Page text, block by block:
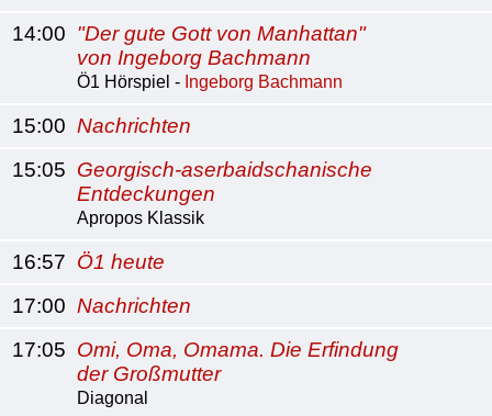
14:00 "Der gute Gott von Manhattan"
von Ingeborg Bachmann
Ö1 Hörspiel - Ingeborg Bachmann
15:00 Nachrichten
15:05 Georgisch-aserbaidschanische
Entdeckungen
Apropos Klassik
16:57 Ö1 heute
17:00 Nachrichten
17:05 Omi, Oma, Omama. Die Erfindung
der Großmutter
Diagonal